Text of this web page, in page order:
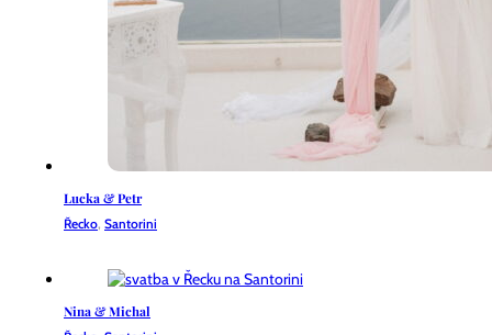
Lucka & Petr
Řecko, Santorini
Nina & Michal